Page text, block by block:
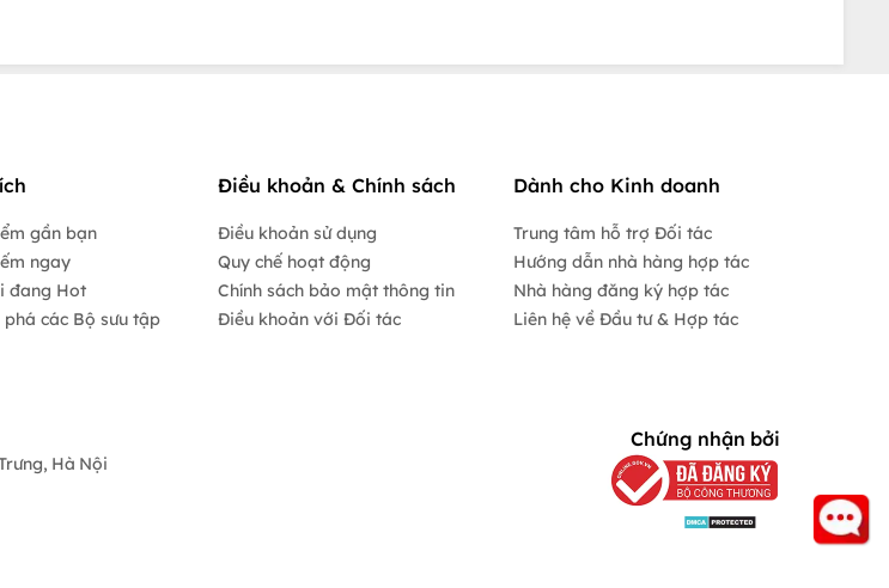
gần bạn
ngay
đang Hot
phá các Bộ sưu tập
Điều khoản & Chính sách
Điều khoản sử dụng
Quy chế hoạt động
Chính sách bảo mật thông tin
Điều khoản với Đối tác
Dành cho Kinh doanh
Trung tâm hỗ trợ Đối tác
Hướng dẫn nhà hàng hợp tác
Nhà hàng đăng ký hợp tác
Liên hệ về Đầu tư & Hợp tác
Hà Nội
Chứng nhận bởi